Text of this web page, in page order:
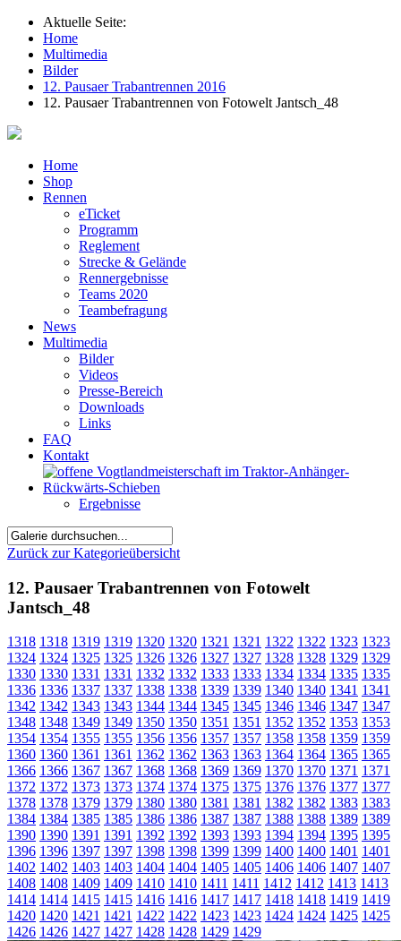
Aktuelle Seite:
Home
Multimedia
Bilder
12. Pausaer Trabantrennen 2016
12. Pausaer Trabantrennen von Fotowelt Jantsch_48
Home
Shop
Rennen
eTicket
Programm
Reglement
Strecke & Gelände
Rennergebnisse
Teams 2020
Teambefragung
News
Multimedia
Bilder
Videos
Presse-Bereich
Downloads
Links
FAQ
Kontakt
Ergebnisse
Zurück zur Kategorieübersicht
12. Pausaer Trabantrennen von Fotowelt
Jantsch_48
1318 1318 1319 1319 1320 1320 1321 1321 1322 1322 1323 1323
1324 1324 1325 1325 1326 1326 1327 1327 1328 1328 1329 1329
1330 1330 1331 1331 1332 1332 1333 1333 1334 1334 1335 1335
1336 1336 1337 1337 1338 1338 1339 1339 1340 1340 1341 1341
1342 1342 1343 1343 1344 1344 1345 1345 1346 1346 1347 1347
1348 1348 1349 1349 1350 1350 1351 1351 1352 1352 1353 1353
1354 1354 1355 1355 1356 1356 1357 1357 1358 1358 1359 1359
1360 1360 1361 1361 1362 1362 1363 1363 1364 1364 1365 1365
1366 1366 1367 1367 1368 1368 1369 1369 1370 1370 1371 1371
1372 1372 1373 1373 1374 1374 1375 1375 1376 1376 1377 1377
1378 1378 1379 1379 1380 1380 1381 1381 1382 1382 1383 1383
1384 1384 1385 1385 1386 1386 1387 1387 1388 1388 1389 1389
1390 1390 1391 1391 1392 1392 1393 1393 1394 1394 1395 1395
1396 1396 1397 1397 1398 1398 1399 1399 1400 1400 1401 1401
1402 1402 1403 1403 1404 1404 1405 1405 1406 1406 1407 1407
1408 1408 1409 1409 1410 1410 1411 1411 1412 1412 1413 1413
1414 1414 1415 1415 1416 1416 1417 1417 1418 1418 1419 1419
1420 1420 1421 1421 1422 1422 1423 1423 1424 1424 1425 1425
1426 1426 1427 1427 1428 1428 1429 1429